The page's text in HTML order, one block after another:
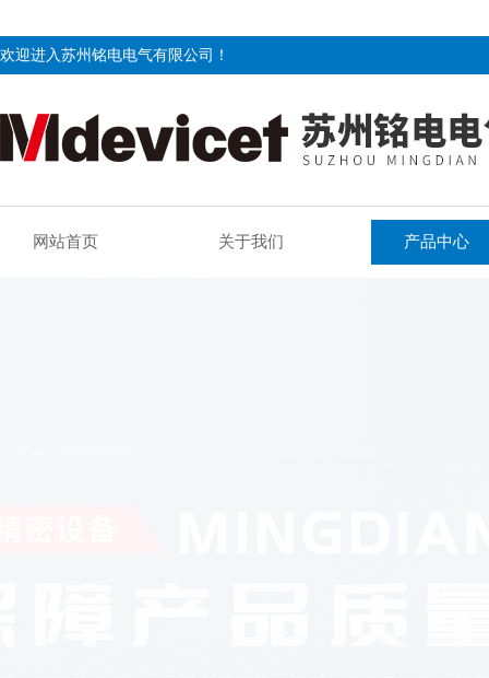
欢迎进入苏州铭电电气有限公司！
网站首页 关于我们 产品中心